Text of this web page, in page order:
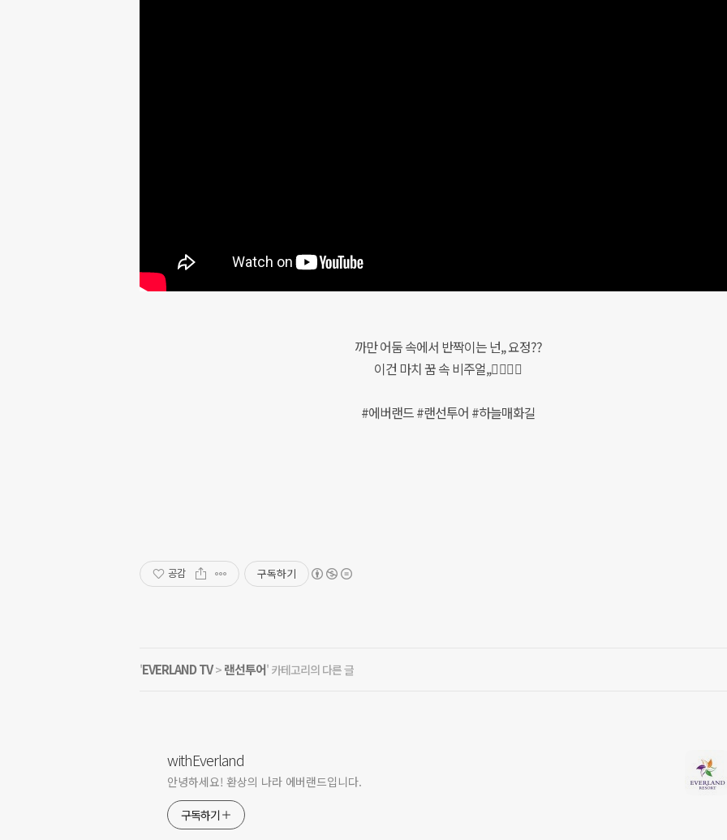
까만 어둠 속에서 반짝이는 넌,, 요정??
이건 마치 꿈 속 비주얼,,🧚‍♀🧚‍♂
#에버랜드 #랜선투어 #하늘매화길
공감 구독하기
'EVERLAND TV> 랜선투어' 카테고리의 다른 글
withEverland
안녕하세요! 환상의 나라 에버랜드입니다.
구독하기